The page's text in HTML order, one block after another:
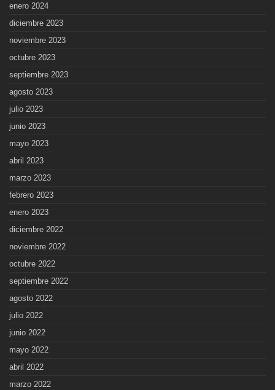
enero 2024
diciembre 2023
noviembre 2023
octubre 2023
septiembre 2023
agosto 2023
julio 2023
junio 2023
mayo 2023
abril 2023
marzo 2023
febrero 2023
enero 2023
diciembre 2022
noviembre 2022
octubre 2022
septiembre 2022
agosto 2022
julio 2022
junio 2022
mayo 2022
abril 2022
marzo 2022